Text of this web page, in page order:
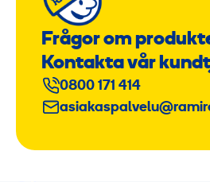
Frågor om
Kontakta vår
0800 171 414